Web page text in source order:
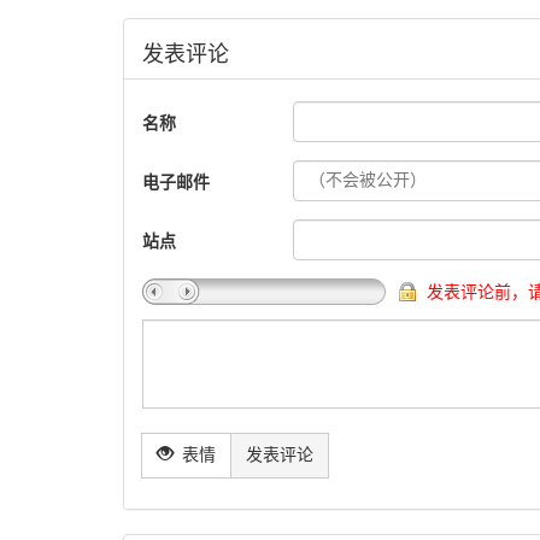
发表评论
名称
电子邮件
站点
发表评论前，
表情 发表评论